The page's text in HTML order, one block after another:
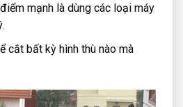
mạnh là dùng các loại máy
cắt bất kỳ hình thù nào mà